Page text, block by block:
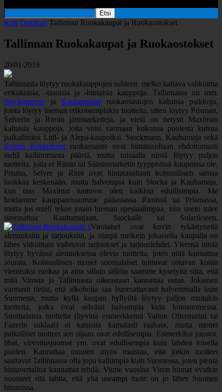
Koti Ostokset Tallinnan Ruokakaupat ja Ruokaostokset
Tallinnan Ruokakaupat ja Ruokaostokset
20/01/2019
Tallinnasta löytyy ruokakauppojen suhteen melko kattava valikoima
erikokoisia, -tasoisia ja -hintaisia kauppoja. Tallinnassa on mm.
Stockmannin ja Kaubamajan ruokaosastojen kaltaisia paikkoja,
joista löytyy hieman erikoisempiakin tuotteita, sitten löytyy Prisman,
Selverin ja Rimin jättimarketteja, ja vielä on tietysti Maximan
kaltaisia kauppoja, joita voisi varmaan kokonsa puolesta kutsua
paikallisiksi Lidl- ja Alepa-kaupoiksi. Stockmann, Kaubamaja sekä
Solaris Keskuksen ruokaosasto ovat hintatasoltaan ehdottomasti
sieltä kalliimmasta päästä, mutta toisaalta niistä löytyy paljon
tuotteita, joita ei Rimin tai Säästumarketin tyyppisissä kaupoissa ole.
Prisma, Selver ja Rimi ovat hintatasoltaan kohtuullisen samaa
luokkaa keskenään, mutta halvempia kuin Stocka ja Kaubamaja,
kun taas Maximat tuntuvat olen kaikista edullisimpia. Me
hoidamme kauppareissumme pääasiassa Rimissä tai Prismassa,
mutta jos mieli tekee jotain hieman spesiaalimpaa, niin usein tulee
suunnattua Kaubamajaan, Stockalle tai Solarikseen.
Virolaiset ovat kovin tykästyneitä
alennuksiin ja tarjouksiin, ja niinpä melkein jokaisella kaupalla on
lähes viikoittain vaihtuvat tarjoukset ja tarjouslehdet. Yleensä niistä
löytyy hyvässä alennuksessa olevia tuotteita, joten niitä kannattaa
seurata. Kohtuullisen monet suomalaiset tuntuvat ostavan kotiin
viemisiksi ruokaa ja aina silloin tällöin saamme kyselyitä siitä, että
mitä Virosta ja Tallinnasta oikeastaan kannattaa ostaa. Jokainen
varmasti tietää, että alkoholia saa huomattavasti halvemmalla kuin
Suomesta, mutta kyllä kaupan hyllyiltä löytyy paljon muitakin
tuotteita, jotka ovat selvästi halvempia kuin kotosuomessa.
Suomalaisia tuotteita (hyvinä esimerkkeinä Valion Oltermanni tai
Fazerin suklaat) ei kannata kamalasti raahata, mutta monet
paikalliset tuotteet sen sijaan ovat edullisempia. Esimerkiksi juustot,
lihat, virvoitusjuomat ym. ovat edullisempia kuin lahden toisella
puolen. Kannattaa muuten myös muistaa, että jotkin tuotteet
saattavat Tallinnassa olla jopa kalliimpia kuin Suomessa, joten pientä
hintavertailua kannattaa tehdä. Viime vuosina Viron hinnat ovatkin
nousseet sitä tahtia, että yhä useampi tuote on jo lähes Suomen
hinnoissa.